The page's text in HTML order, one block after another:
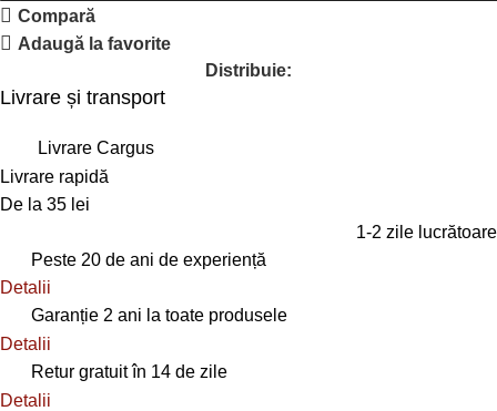
Compară
Adaugă la favorite
Distribuie:
Livrare și transport
Livrare Cargus
Livrare rapidă
De la 35 lei
1-2 zile lucrătoare
Peste 20 de ani de experiență
Detalii
Garanție 2 ani la toate produsele
Detalii
Retur gratuit în 14 de zile
Detalii